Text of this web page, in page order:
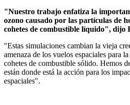
"Nuestro trabajo enfatiza la
ozono causado por las partículas de
cohetes de combustible líquido", dijo
"Estas simulaciones cambian la vieja
amenaza de los vuelos espaciales para
cohetes de combustible sólido. Hemos
están donde está la acción para los
espaciales".